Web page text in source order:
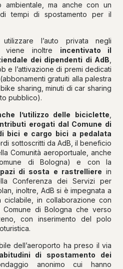
ambientale, ma anche con un
tempi di spostamento per il
l’auto privata negli
viene inoltre incentivato il
dei dipendenti di AdB
e l’attivazione di premi dedicati
gratuiti alla palestra
sharing, minuti di car sharing
pubblico).
l’utilizzo delle biciclette
erogati dal Comune di
bici e cargo bici a pedalata
sottoscritti da AdB, il beneficio
Comunità aeroportuale, anche
di Bologna) e con la
di sosta e rastrelliere in
Conferenza dei Servizi per
inoltre, AdB si è impegnata a
ciclabile, in collaborazione con
di Bologna che verso
con inserimento del polo
dell’aeroporto ha preso il via
di spostamento dei
anonimo cui hanno